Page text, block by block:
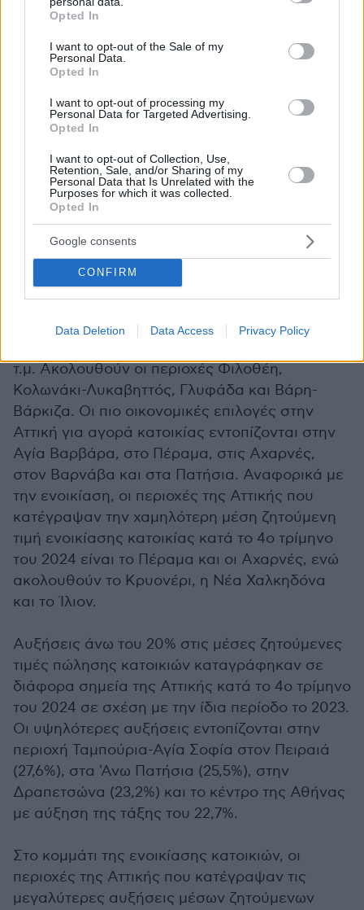
grant or deny consent to Google and its third-party tags to
use your data for below specified purposes in below Google
consent section.
Opted In
I want to opt-out of the Sale of my
Personal Data.
Opted In
I want to opt-out of processing my
Personal Data for Targeted Advertising.
Opted In
I want to opt-out of Collection, Use,
Retention, Sale, and/or Sharing of my
Personal Data that Is Unrelated with the
Purposes for which it was collected.
Opted In
Google consents
CONFIRM
Data Deletion Data Access Privacy Policy
συναντάμε τα εξής: Νομός Κιλκίς, Υπόλοιπο
Ημαθίας και Νομός Καστοριάς.
λόγο οι ακριβότερες περιοχές της Αττικής για
αγορά κατοικίας κατά το 4ο τρίμηνο του 2024.
Συγκεκριμένα, στην κορυφή των πιο ακριβών
περιοχών για αγορά κατοικίας βρίσκεται η
Βουλιαγμένη με μέση ζητούμενη τιμή πώλησης
κατοικίας που ανέρχεται στις 7.216 ευρώ /τ.μ.
Ακολουθούν οι περιοχές: Βούλα, Γλυφάδα,
Κολωνάκι-Λυκαβηττός και Ελληνικό. Σε ό,τι
αφορά την ενοικίαση κατοικίας, η Βουλιαγμένη
ακριβών περιοχών για το 4ο τρίμηνο του 2024
τ.μ. Ακολουθούν οι περιοχές Φιλοθέη,
Κολωνάκι-Λυκαβηττός, Γλυφάδα και Βάρη-
Βάρκιζα. Οι πιο οικονομικές επιλογές στην
Αττική για αγορά κατοικίας εντοπίζονται στην
Αγία Βαρβάρα, στο Πέραμα, στις Αχαρνές,
στον Βαρνάβα και στα Πατήσια. Αναφορικά με
την ενοικίαση, οι περιοχές της Αττικής που
κατέγραψαν την χαμηλότερη μέση ζητούμενη
τιμή ενοικίασης κατοικίας κατά το 4ο τρίμηνο
του 2024 είναι το Πέραμα και οι Αχαρνές, ενώ
ακολουθούν το Κρυονέρι, η Νέα Χαλκηδόνα
και το Ίλιον.
Αυξήσεις άνω του 20% στις μέσες ζητούμενες
τιμές πώλησης κατοικιών καταγράφηκαν σε
διάφορα σημεία της Αττικής κατά το 4ο τρίμηνο
του 2024 σε σχέση με την ίδια περίοδο το 2023.
Οι υψηλότερες αυξήσεις εντοπίζονται στην
περιοχή Ταμπούρια-Αγία Σοφία στον Πειραιά
(27,6%), στα 'Ανω Πατήσια (25,5%), στην
Δραπετσώνα (23,2%) και το κέντρο της Αθήνας
με αύξηση της τάξης του 22,7%.
Στο κομμάτι της ενοικίασης κατοικιών, οι
περιοχές της Αττικής που κατέγραψαν τις
μεγαλύτερες αυξήσεις μέσων ζητούμενων